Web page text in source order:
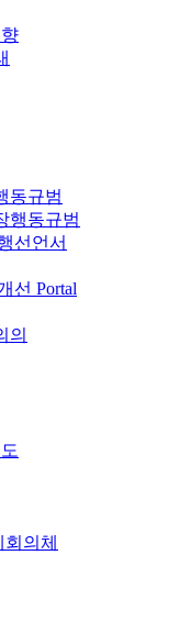
동규범
행동규범
선언서
선 Portal
의
의체